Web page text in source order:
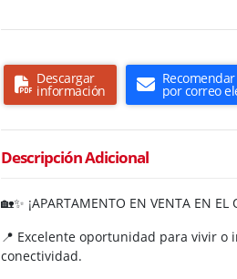
Descargar
información por correo
Descripción Adicional
🏡✨ ¡APARTAMENTO EN VENTA EN
📍 Excelente oportunidad para vivir o
conectividad.